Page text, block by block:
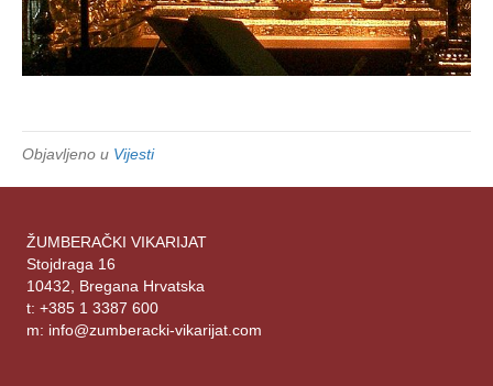
Objavljeno u Vijesti
ŽUMBERAČKI VIKARIJAT
Stojdraga 16
10432, Bregana Hrvatska
t: +385 1 3387 600
m: info@zumberacki-vikarijat.com